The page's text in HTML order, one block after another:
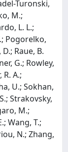
Turonski,
M.;
L. L.;
Pogorelko,
Raue, B.
G.; Rowley,
R. A.;
U.; Sokhan,
Strakovsky,
M.;
Wang, T.;
N.; Zhang,